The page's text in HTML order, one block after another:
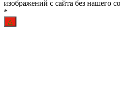
изображений с сайта без нашего
*